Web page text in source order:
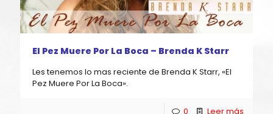
El Pez Muere Por La Boca – Brenda K Starr
Les tenemos lo mas reciente de Brenda K Starr, «El
Pez Muere Por La Boca».
0 Leer más